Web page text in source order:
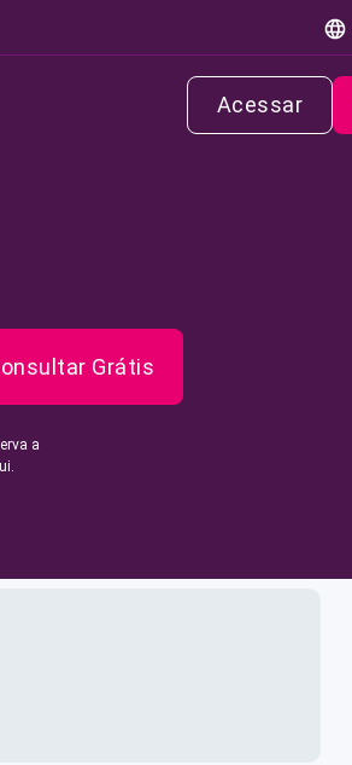
Acessar
Grátis
a